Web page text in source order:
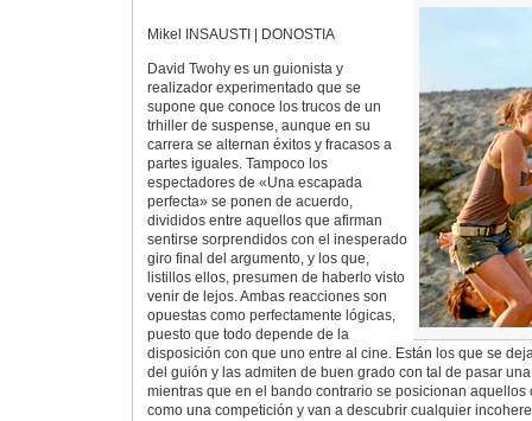
Mikel INSAUSTI | DONOSTIA
David Twohy es un guionista y
realizador experimentado que se
supone que conoce los trucos de un
trhiller de suspense, aunque en su
carrera se alternan éxitos y fracasos a
partes iguales. Tampoco los
espectadores de «Una escapada
perfecta» se ponen de acuerdo,
divididos entre aquellos que afirman
sentirse sorprendidos con el inesperado
giro final del argumento, y los que,
listillos ellos, presumen de haberlo visto
venir de lejos. Ambas reacciones son
opuestas como perfectamente lógicas,
puesto que todo depende de la
disposición con que uno entre al cine. Están los que se
del guión y las admiten de buen grado con tal de pasar
mientras que en el bando contrario se posicionan aquellos
como una competición y van a descubrir cualquier